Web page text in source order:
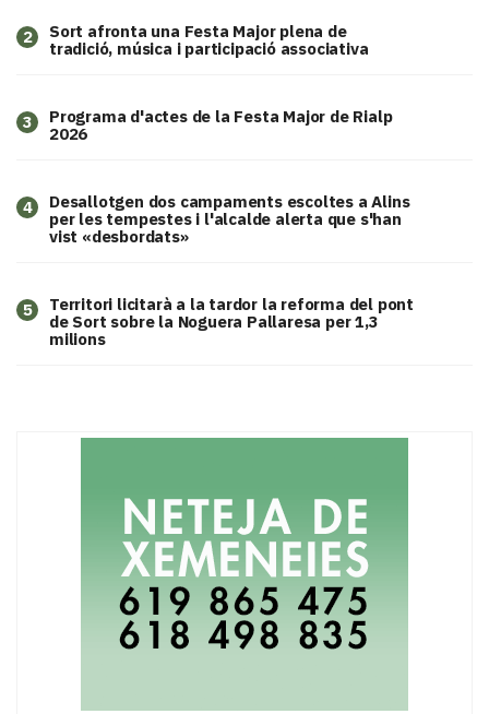
2
Sort afronta una Festa Major plena de
tradició, música i participació associativa
3
Programa d'actes de la Festa Major de Rialp
2026
4
​Desallotgen dos campaments escoltes a Alins
per les tempestes i l'alcalde alerta que s'han
vist «desbordats»
5
Territori licitarà a la tardor la reforma del pont
de Sort sobre la Noguera Pallaresa per 1,3
milions